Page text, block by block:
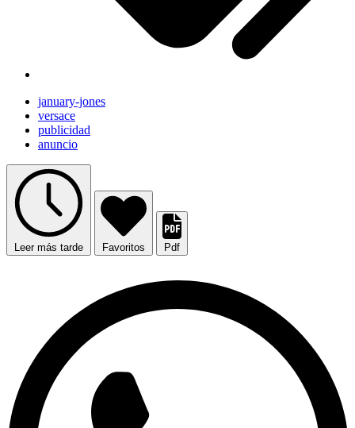
january-jones
versace
publicidad
anuncio
Leer más tarde Favoritos Pdf